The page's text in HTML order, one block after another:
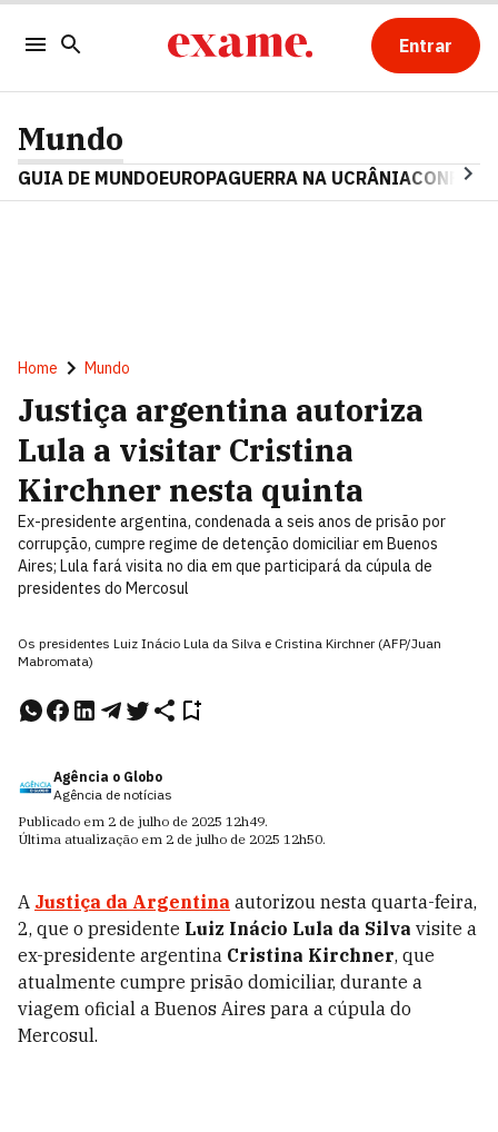
Entrar
Mundo
GUIA DE MUNDOEUROPAGUERRA NA UCRÂNIA
Home Mundo
Justiça argentina autoriza
Lula a visitar Cristina
Kirchner nesta quinta
Ex-presidente argentina, condenada a seis anos de prisão por
corrupção, cumpre regime de detenção domiciliar em Buenos
Aires; Lula fará visita no dia em que participará da cúpula de
presidentes do Mercosul
Os presidentes Luiz Inácio Lula da Silva e Cristina Kirchner (AFP/Juan
Mabromata)
Agência o Globo
Agência de notícias
Publicado em 2 de julho de 2025 12h49.
Última atualização em 2 de julho de 2025 12h50.
A Justiça da Argentina autorizou nesta quarta-feira,
2, que o presidente Luiz Inácio Lula da Silva visite a
ex-presidente argentina Cristina Kirchner, que
atualmente cumpre prisão domiciliar, durante a
viagem oficial a Buenos Aires para a cúpula do
Mercosul.